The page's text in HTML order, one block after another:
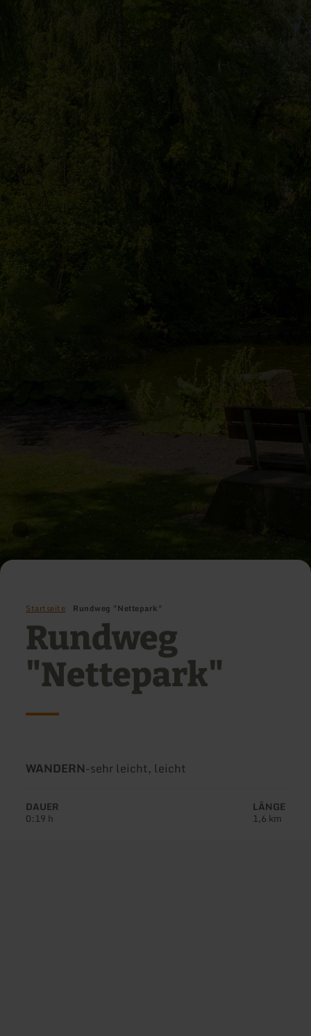
Startseite Rundweg "Nettepark"
Rundweg
"Nettepark"
Art
Tour:
WANDERN-Schwierigkeit:
sehr leicht, leicht
DAUER
0:19 h
LÄNGE
1,6 km